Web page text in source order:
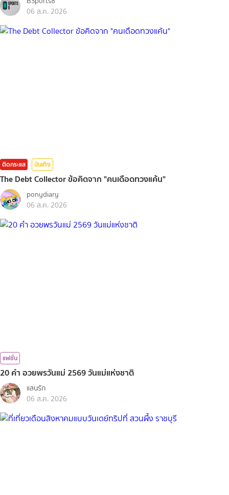
06 ส.ค. 2026
ติดกระแส บันเทิง
The Debt Collector ข้อคิดจาก "คนเดือดทวงแค้น"
ponydiary
06 ส.ค. 2026
แฟชั่น
20 คำ อวยพรวันแม่ 2569 วันแม่แห่งชาติ
แสนรัก
06 ส.ค. 2026